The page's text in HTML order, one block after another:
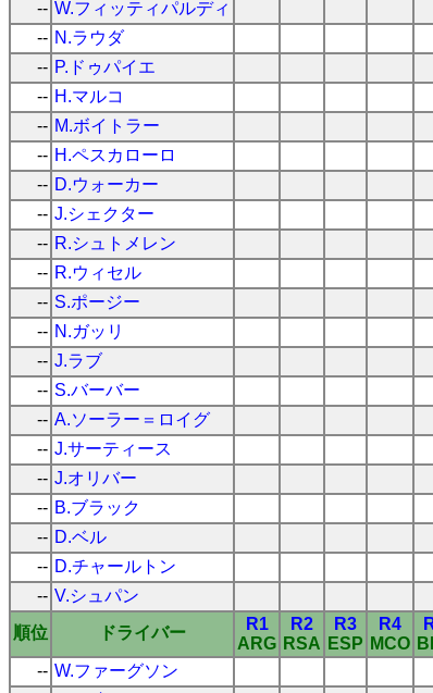
-- W.フィッティパルディ
-- N.ラウダ
-- P.ドゥパイエ
-- H.マルコ
-- M.ボイトラー
-- H.ペスカローロ
-- D.ウォーカー
-- J.シェクター
-- R.シュトメレン
-- R.ウィセル
-- S.ポージー
-- N.ガッリ
-- J.ラブ
-- S.バーバー
-- A.ソーラー＝ロイグ
-- J.サーティース
-- J.オリバー
-- B.ブラック
-- D.ベル
-- D.チャールトン
-- V.シュパン
順位
ドライバー
R1
ARG
R2
RSA
R3
ESP
R4
MCO
-- W.ファーグソン